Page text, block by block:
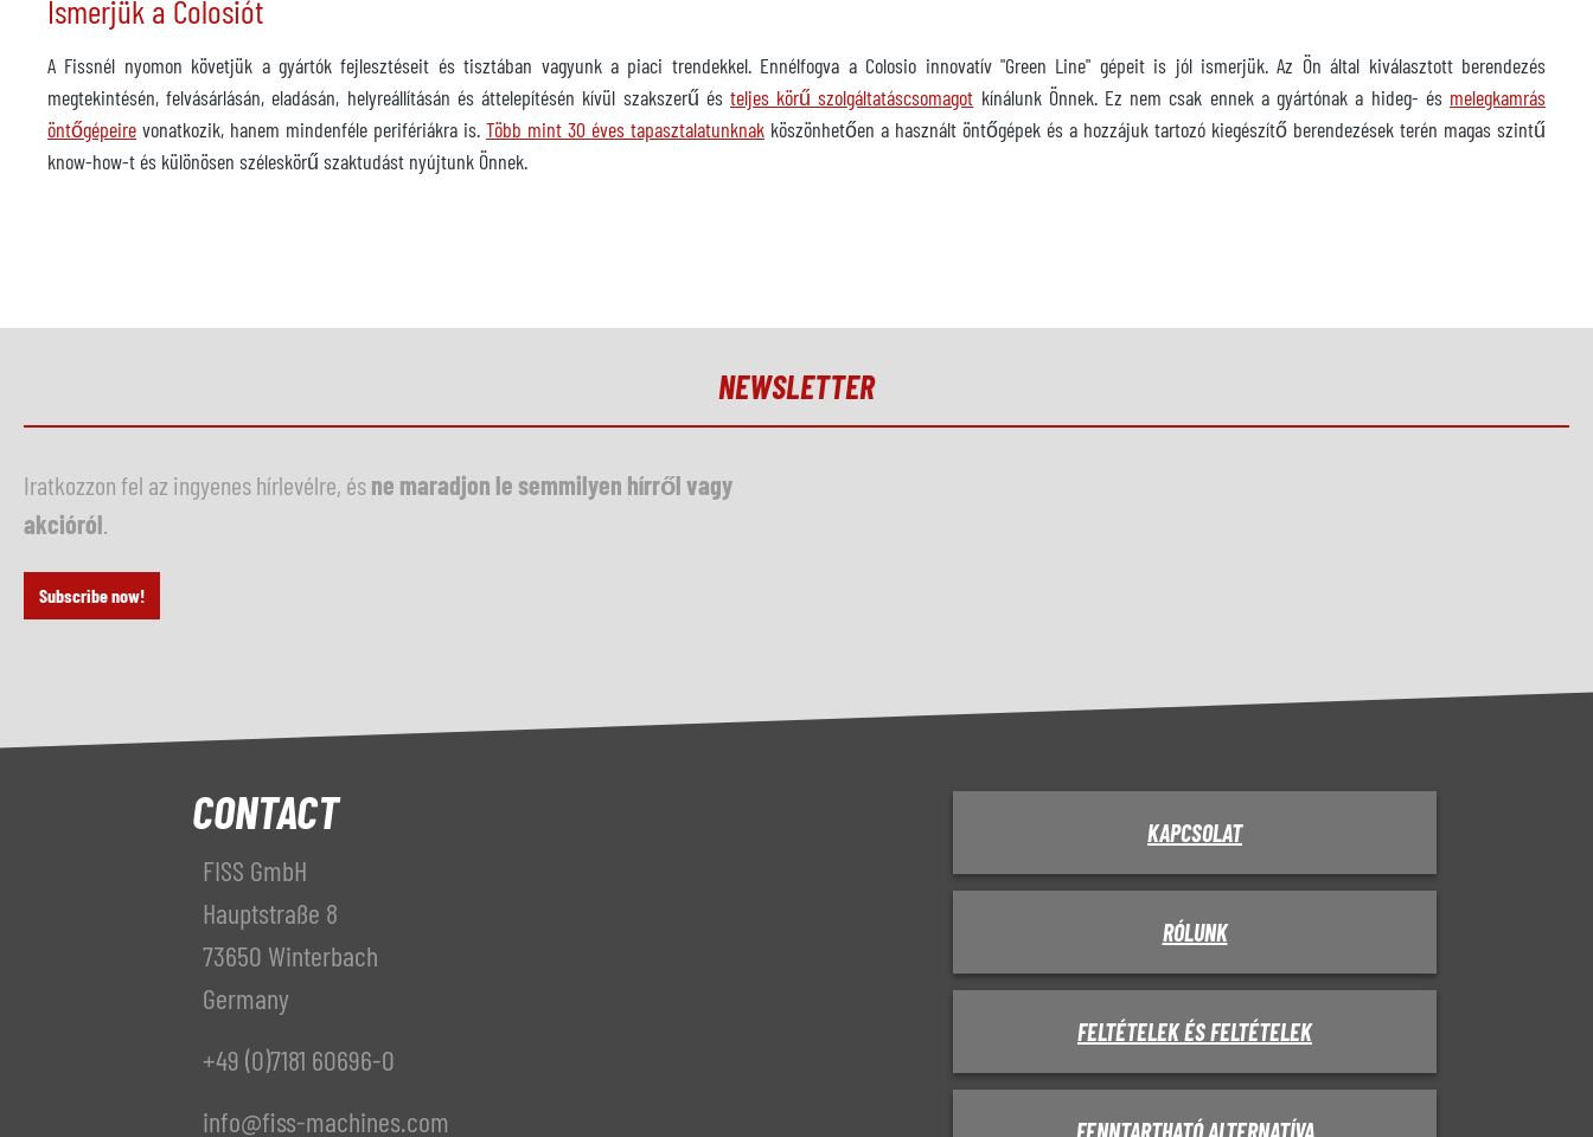
Ismerjük a Colosiót
A Fissnél nyomon követjük a gyártók fejlesztéseit és tisztában vagyunk a piaci trendekkel. Ennélfogva a Colosio innovatív "Green Line" gépeit is jól ismerjük. Az Ön által kiválasztott berendezés
megtekintésén, felvásárlásán, eladásán, helyreállításán és áttelepítésén kívül szakszerű és teljes körű szolgáltatáscsomagot kínálunk Önnek. Ez nem csak ennek a gyártónak a hideg- és melegkamrás
öntőgépeire vonatkozik, hanem mindenféle perifériákra is. Több mint 30 éves tapasztalatunknak köszönhetően a használt öntőgépek és a hozzájuk tartozó kiegészítő berendezések terén magas szintű
know-how-t és különösen széleskörű szaktudást nyújtunk Önnek.
NEWSLETTER
Iratkozzon fel az ingyenes hírlevélre, ésne maradjon le semmilyen hírről vagy
akcióról
Subscribe now!
CONTACT
FISS GmbH
Hauptstraße 8
73650 Winterbach
Germany
+49 (0)7181 60696-0
info@fiss-machines.com
KAPCSOLAT
RÓLUNK
FELTÉTELEK ÉS FELTÉTELEK
FENNTARTHATÓ ALTERNATÍVA